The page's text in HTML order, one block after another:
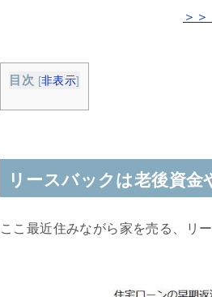
＞
目次 [非表示]
リースバックは老後資
ここ最近住みながら家を売る、リ